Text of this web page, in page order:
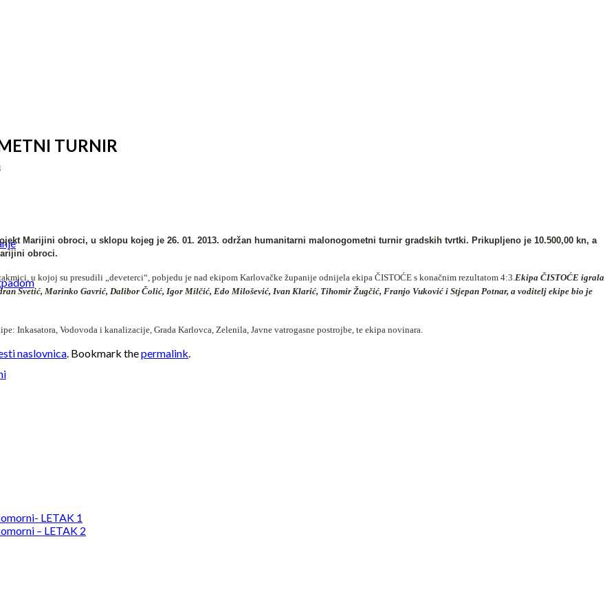
LETAK 1
– LETAK 2
TURNIR
Marijini obroci, u sklopu kojeg je 26. 01. 2013. održan humanitarni malonogometni turnir gradskih tvrtki. Prikupljeno je 10.500,00 kn, a
obroci.
u kojoj su presudili „deveterci“, pobjedu je nad ekipom Karlovačke županije odnijela ekipa ČISTOĆE s konačnim rezultatom 4:3. Ekipa ČISTOĆE igrala
Svetić, Marinko Gavrić, Dalibor Čolić, Igor Milčić, Edo Milošević, Ivan Klarić, Tihomir Žugčić, Franjo Vuković i Stjepan Potnar, a voditelj ekipe bio je
Inkasatora, Vodovoda i kanalizacije, Grada Karlovca, Zelenila, Javne vatrogasne postrojbe, te ekipa novinara.
naslovnica. Bookmark thepermalink.